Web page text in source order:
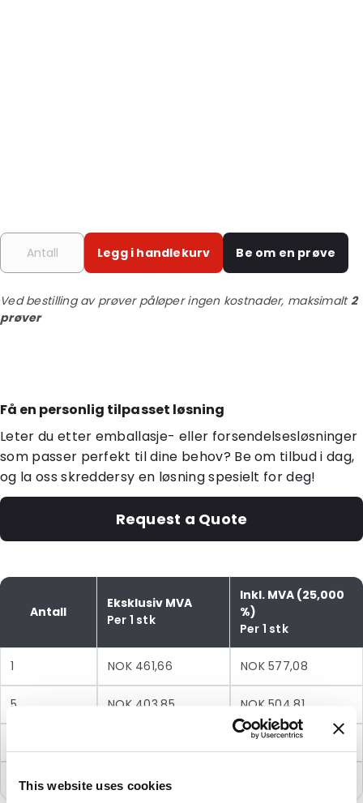
This website uses cookies
Legg i handlekurv Be om en prøve
Ved bestilling av prøver påløper ingen kostnader, maksimalt2
prøver
Få en personlig tilpasset løsning
Leter du etter emballasje- eller forsendelsesløsninger
som passer perfekt til dine behov? Be om tilbud i dag,
og la oss skreddersy en løsning spesielt for deg!
Request a Quote
Antall
Eksklusiv MVA
Per 1 stk
Inkl. MVA (25,000
%)
Per 1 stk
1 NOK 461,66 NOK 577,08
5 NOK 403,85 NOK 504,81
NOK 448,84
25 NOK 322,89